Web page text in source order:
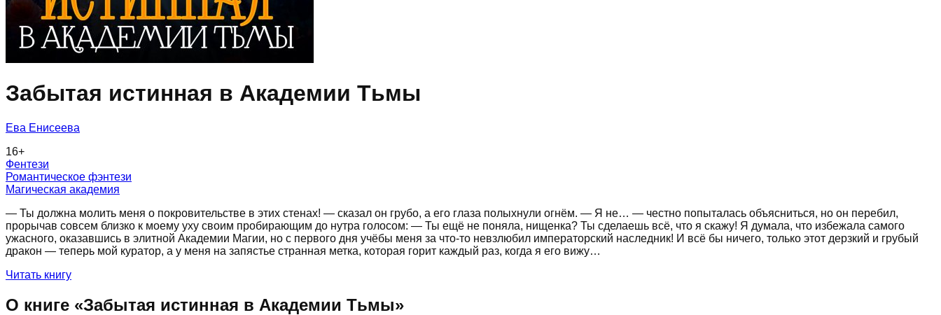
Забытая истинная в Академии Тьмы
Ева Енисеева
16+
Фентези
Романтическое фэнтези
Магическая академия
— Ты должна молить меня о покровительстве в этих стенах! — сказал он грубо, а его глаза полыхнули огнём. — Я не… — честно попыталась объясниться, но он перебил,
прорычав совсем близко к моему уху своим пробирающим до нутра голосом: — Ты ещё не поняла, нищенка? Ты сделаешь всё, что я скажу! Я думала, что избежала самого
ужасного, оказавшись в элитной Академии Магии, но с первого дня учёбы меня за что-то невзлюбил императорский наследник! И всё бы ничего, только этот дерзкий и грубый
дракон — теперь мой куратор, а у меня на запястье странная метка, которая горит каждый раз, когда я его вижу…
Читать книгу
О книге «Забытая истинная в Академии Тьмы»